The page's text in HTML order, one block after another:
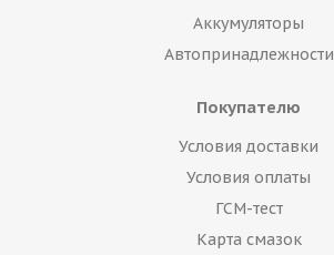
Аккумуляторы
Автопринадлежности
Покупателю
Условия доставки
Условия оплаты
ГСМ-тест
Карта смазок